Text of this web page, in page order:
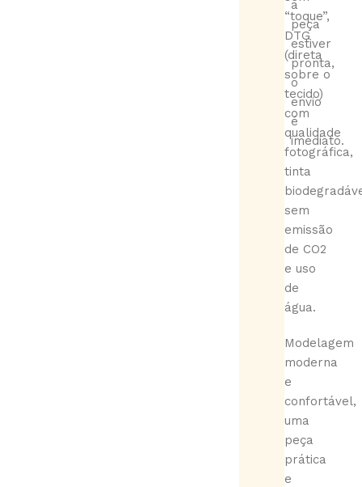
a
peça
estiver
pronta,
o
envio
é
imediato.
“toque”,
DTG
(direta
sobre o
tecido)
com
qualidade
fotográfica,
tinta
sem
emissão
de CO2
e uso
de
água.
Modelagem
moderna
e
confortável,
uma
peça
prática
e